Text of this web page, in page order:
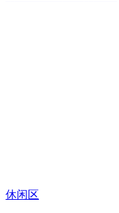
休闲区